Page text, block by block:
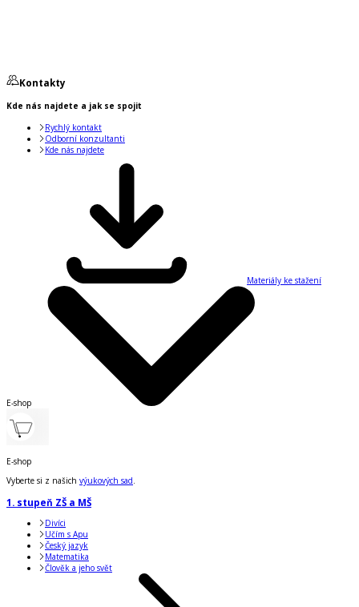
Kontakty
Kde nás najdete a jak se spojit
Rychlý kontakt
Odborní konzultanti
Kde nás najdete
Materiály ke stažení
E-shop
E-shop
Vyberte si z našich výukových sad.
1. stupeň ZŠ a MŠ
Divíci
Učím s Apu
Český jazyk
Matematika
Člověk a jeho svět